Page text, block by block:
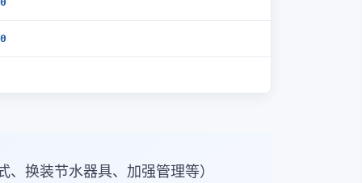
换装节水器具、加强管理等）